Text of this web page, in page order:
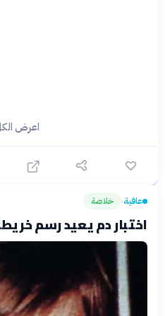
اعرض الكل
عافية› خلاصة
اختبار دم يعيد رسم